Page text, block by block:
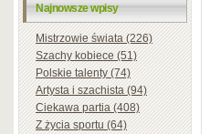
Najnowsze wpisy
Mistrzowie świata (226)
Szachy kobiece (51)
Polskie talenty (74)
Artysta i szachista (94)
Ciekawa partia (408)
Z życia sportu (64)